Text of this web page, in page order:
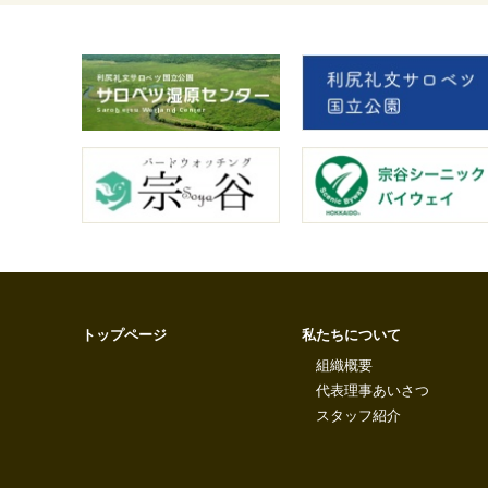
トップページ
私たちについて
組織概要
代表理事あいさつ
スタッフ紹介